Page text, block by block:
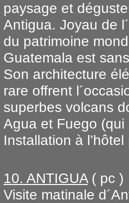
paysage et
Antigua. Joyau de
du patrimoine
Guatemala est
Son architecture
rare offrent
superbes volcans
Agua et Fuego
Installation à
10. ANTIGUA( pc )
Visite matinale